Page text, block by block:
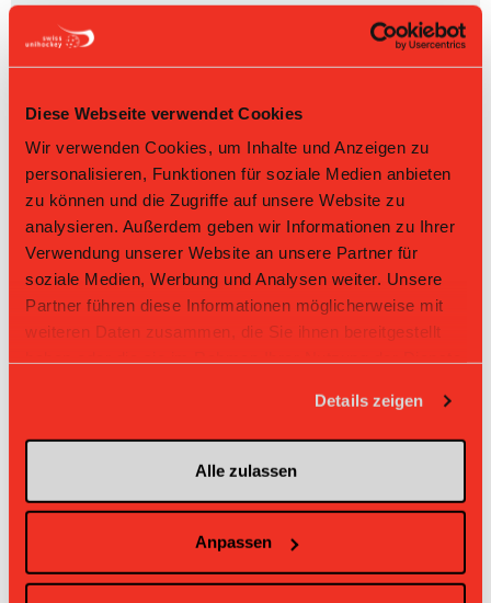
Diese Webseite verwendet Cookies
Wir verwenden Cookies, um Inhalte und Anzeigen zu
personalisieren, Funktionen für soziale Medien anbieten
zu können und die Zugriffe auf unsere Website zu
analysieren. Außerdem geben wir Informationen zu Ihrer
Verwendung unserer Website an unsere Partner für
soziale Medien, Werbung und Analysen weiter. Unsere
Partner führen diese Informationen möglicherweise mit
weiteren Daten zusammen, die Sie ihnen bereitgestellt
Details zeigen
Alle zulassen
Anpassen
74 Jasmin Zeller
73 Theresa Pekárková
Nr: Nummer
Tabelle Juniorinnen U17 A Gruppe 1 2025/26 per
07.08.2026
L-UPL
Men
Women
HNLB DNLB andere
Rg. Team Sp TD PQ P
2.278 41
3 UH BEO 18 +26 1.944 35
+12
6